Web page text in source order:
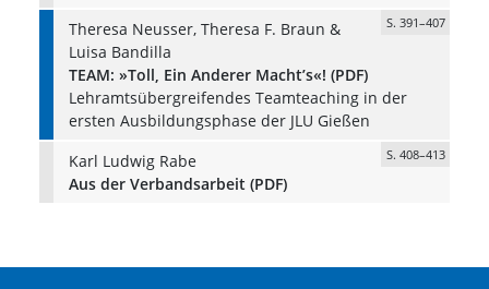
Theresa Neusser, Theresa F. Braun &
Luisa Bandilla
S. 391–407
TEAM: »Toll, Ein Anderer Macht’s«! (PDF)
Lehramtsübergreifendes Teamteaching in der
ersten Ausbildungsphase der JLU Gießen
Karl Ludwig Rabe
S. 408–413
Aus der Verbandsarbeit (PDF)